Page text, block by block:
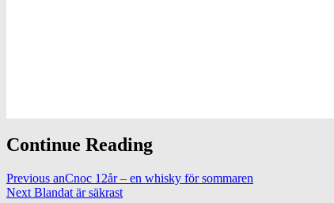
Continue Reading
Previous anCnoc 12år – en whisky för sommaren
Next Blandat är säkrast